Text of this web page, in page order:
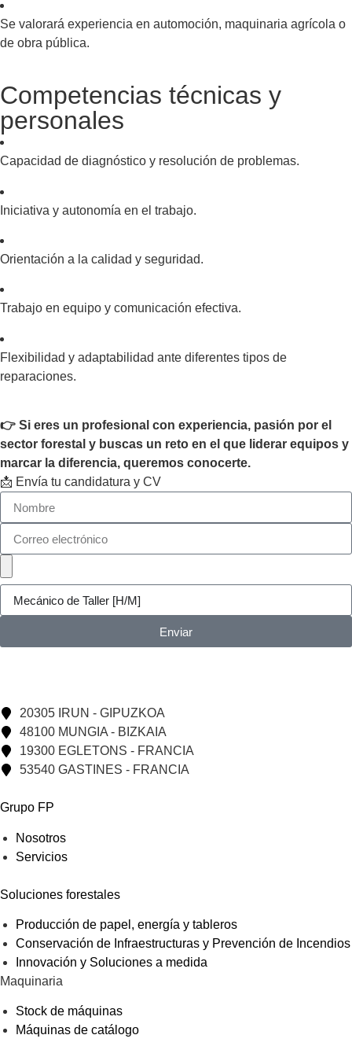
Se valorará experiencia en automoción, maquinaria agrícola o
de obra pública.
Competencias técnicas y
personales
Capacidad de diagnóstico y resolución de problemas.
Iniciativa y autonomía en el trabajo.
Orientación a la calidad y seguridad.
Trabajo en equipo y comunicación efectiva.
Flexibilidad y adaptabilidad ante diferentes tipos de
reparaciones.
👉 Si eres un profesional con experiencia, pasión por el
sector forestal y buscas un reto en el que liderar equipos y
marcar la diferencia, queremos conocerte.
📩 Envía tu candidatura y CV
Enviar
20305 IRUN - GIPUZKOA
48100 MUNGIA - BIZKAIA
19300 EGLETONS - FRANCIA
53540 GASTINES - FRANCIA
Grupo FP
Nosotros
Servicios
Soluciones forestales
Producción de papel, energía y tableros
Conservación de Infraestructuras y Prevención de Incendios
Innovación y Soluciones a medida
Maquinaria
Stock de máquinas
Máquinas de catálogo